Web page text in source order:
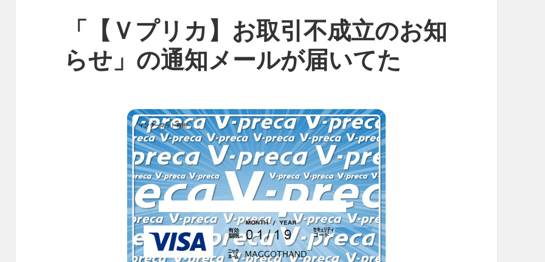
「【Ｖプリカ】お取引不成立のお知
らせ」の通知メールが届いてた